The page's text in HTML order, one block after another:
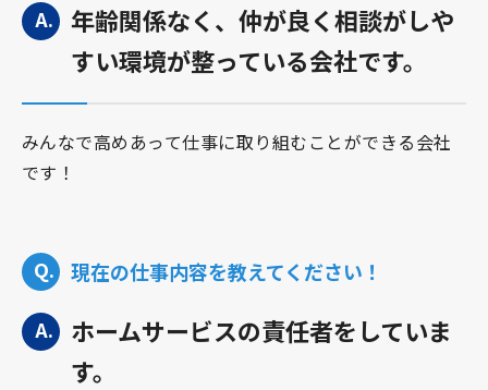
年齢関係なく、仲が良く相談がしや
すい環境が整っている会社です。
みんなで高めあって仕事に取り組むことができる会社
です！
現在の仕事内容を教えてください！
ホームサービスの責任者をしていま
す。